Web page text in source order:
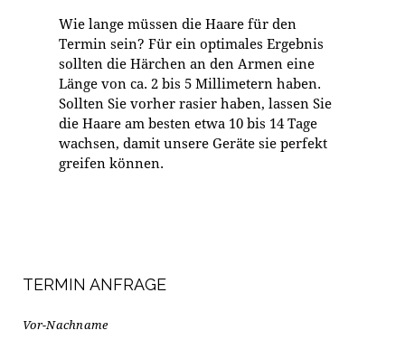
Wie lange müssen die Haare für den
Termin sein? Für ein optimales Ergebnis
sollten die Härchen an den Armen eine
Länge von ca. 2 bis 5 Millimetern haben.
Sollten Sie vorher rasier haben, lassen Sie
die Haare am besten etwa 10 bis 14 Tage
wachsen, damit unsere Geräte sie perfekt
greifen können.
TERMIN ANFRAGE